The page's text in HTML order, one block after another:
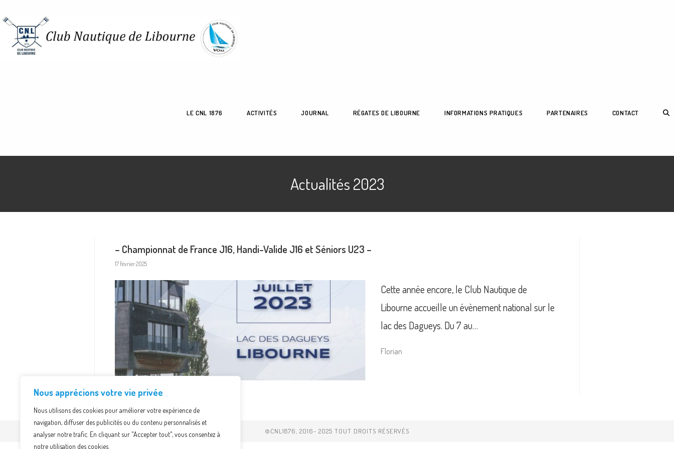
Nous apprécions votre vie privée
Nous utilisons des cookies pour améliorer votre expérience de
navigation, diffuser des publicités ou du contenu personnalisés et
analyser notre trafic. En cliquant sur "Accepter tout", vous consentez à
notre utilisation des cookies.
LE CNL 1876 ACTIVITÉS JOURNAL RÉGATES DE LIBOURNE INFORMATIONS PRATIQUES PARTENAIRES CONTACT
Actualités 2023
– Championnat de France J16, Handi-Valide J16 et Séniors U23 –
17 février 2025
Cette année encore, le Club Nautique de
Libourne accueille un évènement national sur le
lac des Dagueys. Du 7 au…
Florian
©CNL1876, 2016- 2025 TOUT DROITS RÉSERVÉS